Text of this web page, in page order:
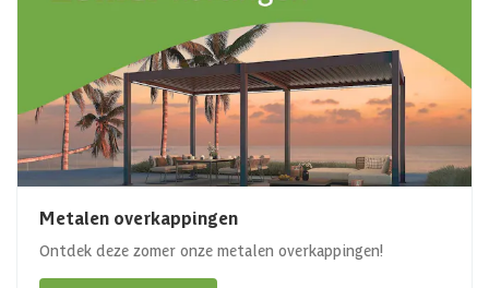
Metalen overkappingen
Ontdek deze zomer onze metalen overkappingen!